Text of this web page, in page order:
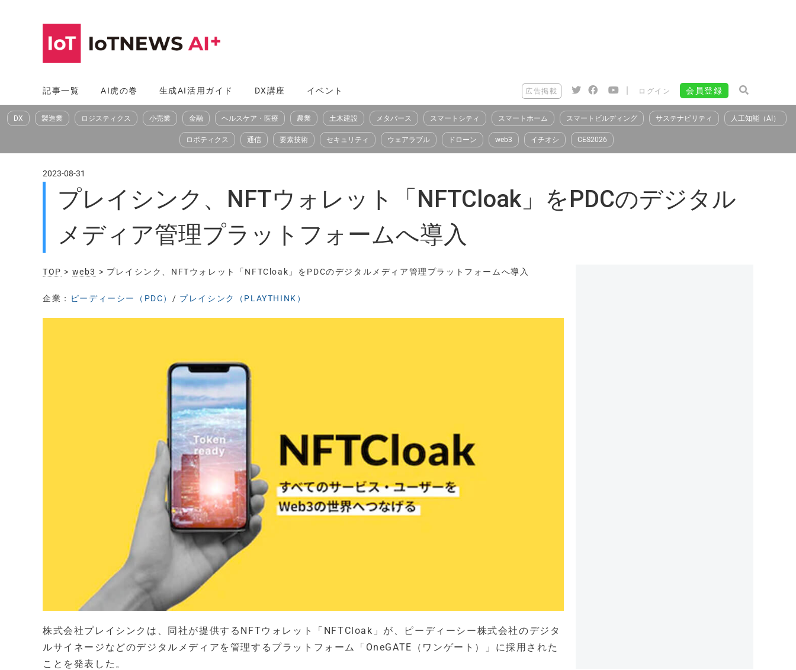
へ
ス
記事一覧 AI虎の巻 生成AI活用ガイド DX講座 イベント 広告掲載 | ログイン 会員登録
DX 製造業 ロジスティクス 小売業 金融 ヘルスケア・医療 農業 土木建設 メタバース スマートシティ スマートホーム スマートビルディング サステナビリティ 人工知能（AI）
ロボティクス 通信 要素技術 セキュリティ ウェアラブル ドローン web3 イチオシ CES2026
2023-08-31
プレイシンク、NFTウォレット「NFTCloak」をPDCのデジタル
メディア管理プラットフォームへ導入
TOP > web3 > プレイシンク、NFTウォレット「NFTCloak」をPDCのデジタルメディア管理プラットフォームへ導入
企業： ピーディーシー（PDC） / プレイシンク（PLAYTHINK）
株式会社プレイシンクは、同社が提供するNFTウォレット「NFTCloak」が、ピーディーシー株式会社のデジタ
ルサイネージなどのデジタルメディアを管理するプラットフォーム「OneGATE（ワンゲート）」に採用された
ことを発表した。